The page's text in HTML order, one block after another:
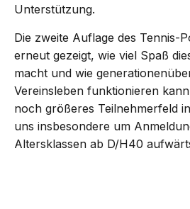
Unterstützung.
Die zweite Auflage des Tennis-
erneut gezeigt, wie viel Spaß
macht und wie
Vereinsleben funktionieren
noch größeres Teilnehmerfeld
uns insbesondere um
Altersklassen ab D/H40